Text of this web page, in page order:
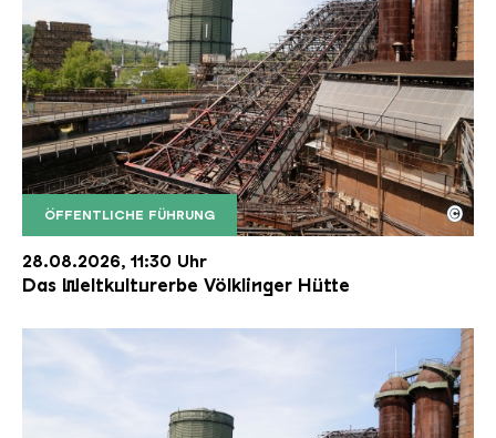
ÖFFENTLICHE FÜHRUNG
Der Erzschrägaufzug der Völklinger Hütte mit
Copyright: Weltkulturerbe Völklinger Hütte | Karl
©
28.08.2026, 11:30 Uhr
Das Weltkulturerbe Völklinger Hütte